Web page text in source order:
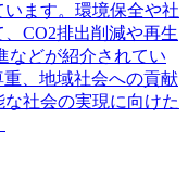
ます。環境保全や社
CO2排出削減や再生
などが紹介されてい
、地域社会への貢献
社会の実現に向けた